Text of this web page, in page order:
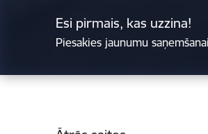
Esi pirmais, kas uzzina!
Piesakies jaunumu